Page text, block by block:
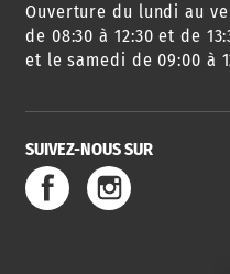
AGENDA
DES SORTIES
SERVICE
DE L'EAU
Ouverture du lundi au
de 08:30 à 12:30 et de
et le samedi de 09:00 à
SUIVEZ-NOUS SUR